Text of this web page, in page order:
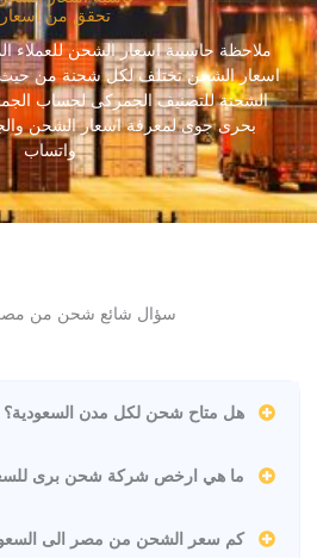
تحقق من
ملاحظة حاسبىة اسعار الشحن للعملاء
اسعار الشحن تختلف لكل شحنة من حيث
الشحنة للتصنيف الجمركى لحساب
بحرى جوى لمعرفة اسعار الشحن
واتساب
سؤال شائع شحن من مصر
هل متاح شحن لكل مدن السعودية؟
ما هي ارخص شركة شحن برى
كم سعر الشحن من مصر الى